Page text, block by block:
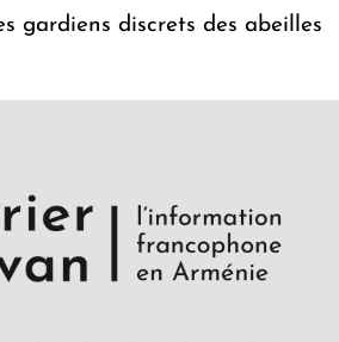
gardiens discrets des abeilles